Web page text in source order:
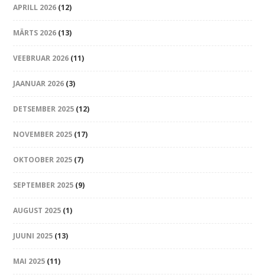
APRILL 2026 (12)
MÄRTS 2026 (13)
VEEBRUAR 2026 (11)
JAANUAR 2026 (3)
DETSEMBER 2025 (12)
NOVEMBER 2025 (17)
OKTOOBER 2025 (7)
SEPTEMBER 2025 (9)
AUGUST 2025 (1)
JUUNI 2025 (13)
MAI 2025 (11)